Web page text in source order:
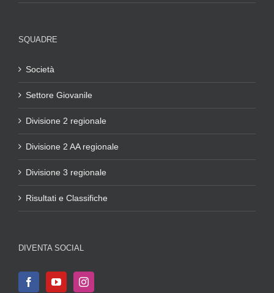
SQUADRE
Società
Settore Giovanile
Divisione 2 regionale
Divisione 2 AA regionale
Divisione 3 regionale
Risultati e Classifiche
DIVENTA SOCIAL